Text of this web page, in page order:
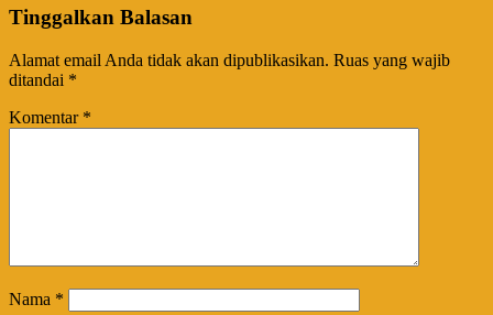
Tinggalkan Balasan
Alamat email Anda tidak akan dipublikasikan. Ruas yang wajib
ditandai *
Komentar *
Nama *